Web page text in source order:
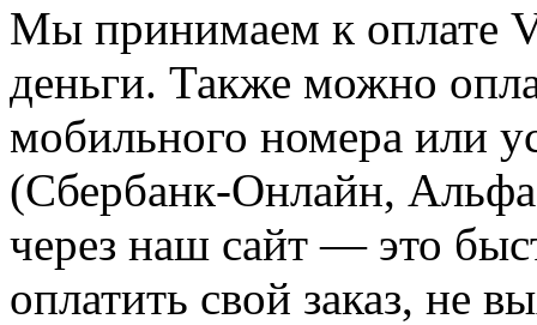
Мы принимаем к оплате
деньги. Также можно
мобильного номера или
(Сбербанк-Онлайн,
через наш сайт — это
оплатить свой заказ, не